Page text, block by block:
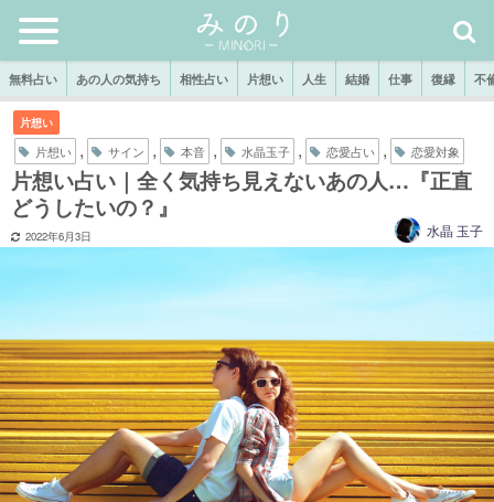
無料占い あの人の気持ち 相性占い 片想い 人生 結婚 仕事 復縁 不
片想い
片想い , サイン , 本音 , 水晶玉子 , 恋愛占い , 恋愛対象
片想い占い｜全く気持ち見えないあの人…『正直
どうしたいの？』
2022年6月3日 水晶 玉子